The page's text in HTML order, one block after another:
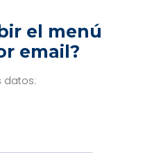
el menú
email?
datos: